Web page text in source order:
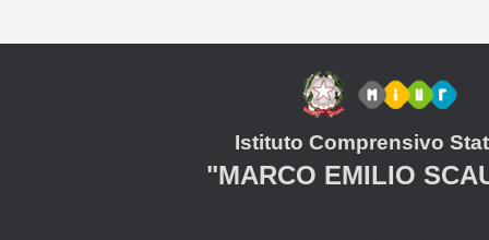
Istituto Comprensivo
"MARCO EMILIO